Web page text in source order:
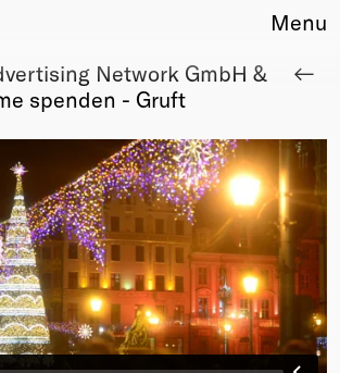
Menu
Network GmbH &
spenden - Gruft